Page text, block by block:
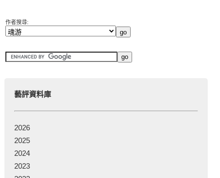
作者搜尋:
藝評資料庫
2026
2025
2024
2023